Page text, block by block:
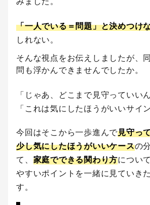
「一人でいる＝問題」と決めつけ
しれない。
そんな視点をお伝えしましたが、
問も浮かんできませんでしたか。
「じゃあ、どこまで見守っていい
「これは気にしたほうがいいサイン
今回はそこから一歩進んで見守っ
少し気にしたほうがいいケースの
て、 家庭でできる関わり方につい
やすいポイントを一緒に見ていき
す。